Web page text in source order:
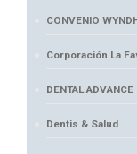
CONVENIO
Corporación La
DENTAL ADVANCE
Dentis & Salud